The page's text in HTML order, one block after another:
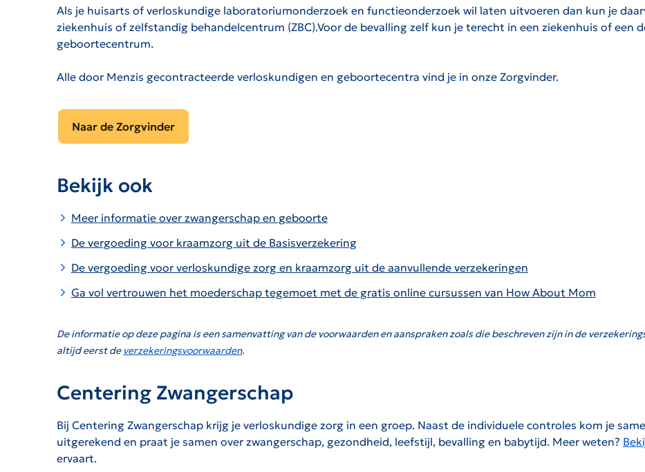
Als je huisarts of verloskundige laboratoriumonderzoek en functieonderzoek wil laten uitvoeren dan kun je
ziekenhuis of zelfstandig behandelcentrum (ZBC).Voor de bevalling zelf kun je terecht in een ziekenhuis of een
geboortecentrum.
Alle door Menzis gecontracteerde verloskundigen en geboortecentra vind je in onze Zorgvinder.
Naar de Zorgvinder
Bekijk ook
Meer informatie over zwangerschap en geboorte
De vergoeding voor kraamzorg uit de Basisverzekering
De vergoeding voor verloskundige zorg en kraamzorg uit de aanvullende verzekeringen
Ga vol vertrouwen het moederschap tegemoet met de gratis online cursussen van How About Mom
De informatie op deze pagina is een samenvatting van de voorwaarden en aanspraken zoals die beschreven zijn in de
altijd eerst de verzekeringsvoorwaarden.
Centering Zwangerschap
Bij Centering Zwangerschap krijg je verloskundige zorg in een groep. Naast de individuele controles kom je
uitgerekend en praat je samen over zwangerschap, gezondheid, leefstijl, bevalling en babytijd. Meer weten?
ervaart.